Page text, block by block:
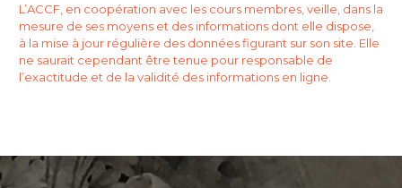
L’ACCF, en coopération avec les cours membres, veille, dans la
mesure de ses moyens et des informations dont elle dispose,
à la mise à jour régulière des données figurant sur son site. Elle
ne saurait cependant être tenue pour responsable de
l’exactitude et de la validité des informations en ligne.